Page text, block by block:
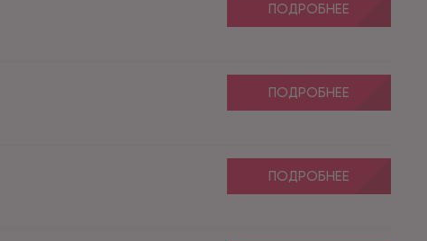
ПОДРОБНЕЕ
ПОДРОБНЕЕ
ПОДРОБНЕЕ